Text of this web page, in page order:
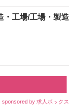
・工場/工場・製造
sponsored by 求人ボックス